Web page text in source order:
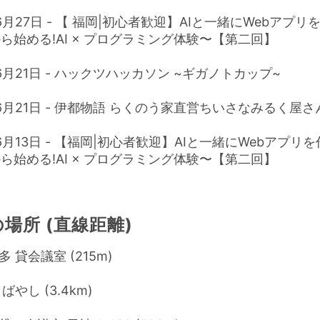
27日 - 【 福岡|初心者歓迎】AIと一緒にWebアプリ
始める!AI × プログラミング体験〜【第二回】
21日 - ハックツハッカソン ~ギガノトカップ~
21日 - 伊都物語 らくのう家直営ちいさなみるく屋さ
13日 - 【福岡|初心者歓迎】AIと一緒にWebアプリを
始める!AI × プログラミング体験〜【第二回】
場所 (直線距離)
貸会議室 (215m)
やし (3.4km)